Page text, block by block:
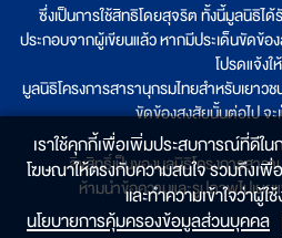
ซึ่งเป็นการใช้สิทธิโดยสุจริต ทั้งนี้มูลนิธิ
ประกอบจากผู้เขียนแล้ว หากมีประเด็นขัดข้อ
โปรดแจ้งให้
มูลนิธิโครงการสารานุกรมไทยสำหรับเยา
ขัดข้องสงสัยนั้นต่อไป จ
ลิขสิทธิ์เป็นของมูลนิธิโครงการสาร
ห้ามนำข้อความและรูปภาพไปเผ
เราใช้คุกกี้เพื่อเพิ่มประสบการณ์ที่ดีใน
โฆษณาให้ตรงกับความสนใจ รวมถึงเพื่อ
และทำความเข้าใจว่าผู้ใ
นโยบายการคุ้มครองข้อมูลส่วนบุคคล